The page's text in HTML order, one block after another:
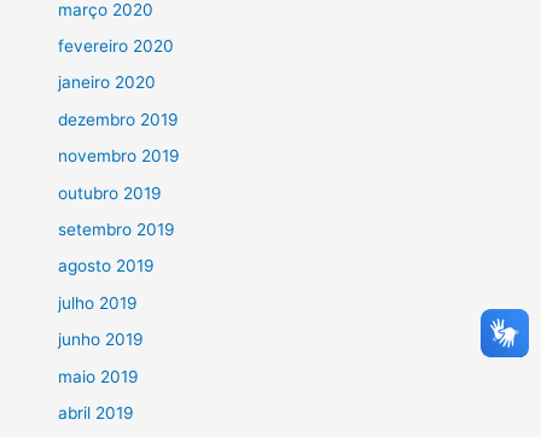
março 2020
fevereiro 2020
janeiro 2020
dezembro 2019
novembro 2019
outubro 2019
setembro 2019
agosto 2019
julho 2019
junho 2019
maio 2019
abril 2019